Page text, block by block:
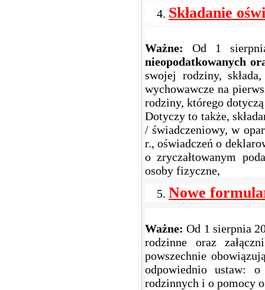
Składanie
Ważne: Od 1
nieopodatkowanych
swojej rodziny,
wychowawcze na
rodziny, którego
Dotyczy to także,
/ świadczeniowy, w
r., oświadczeń o
o zryczałtowanym
osoby fizyczne,
Nowe
Ważne:Od 1 sierpnia
rodzinne oraz
powszechnie
odpowiednio ustaw:
rodzinnych i o pomocy